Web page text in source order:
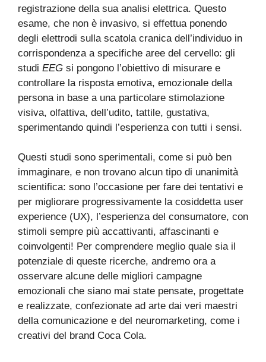
registrazione della sua analisi elettrica. Questo
esame, che non è invasivo, si effettua ponendo
degli elettrodi sulla scatola cranica dell’individuo in
corrispondenza a specifiche aree del cervello: gli
studi EEG si pongono l’obiettivo di misurare e
controllare la risposta emotiva, emozionale della
persona in base a una particolare stimolazione
visiva, olfattiva, dell’udito, tattile, gustativa,
sperimentando quindi l’esperienza con tutti i sensi.
Questi studi sono sperimentali, come si può ben
immaginare, e non trovano alcun tipo di unanimità
scientifica: sono l’occasione per fare dei tentativi e
per migliorare progressivamente la cosiddetta user
experience (UX), l’esperienza del consumatore, con
stimoli sempre più accattivanti, affascinanti e
coinvolgenti! Per comprendere meglio quale sia il
potenziale di queste ricerche, andremo ora a
osservare alcune delle migliori campagne
emozionali che siano mai state pensate, progettate
e realizzate, confezionate ad arte dai veri maestri
della comunicazione e del neuromarketing, come i
creativi del brand Coca Cola.